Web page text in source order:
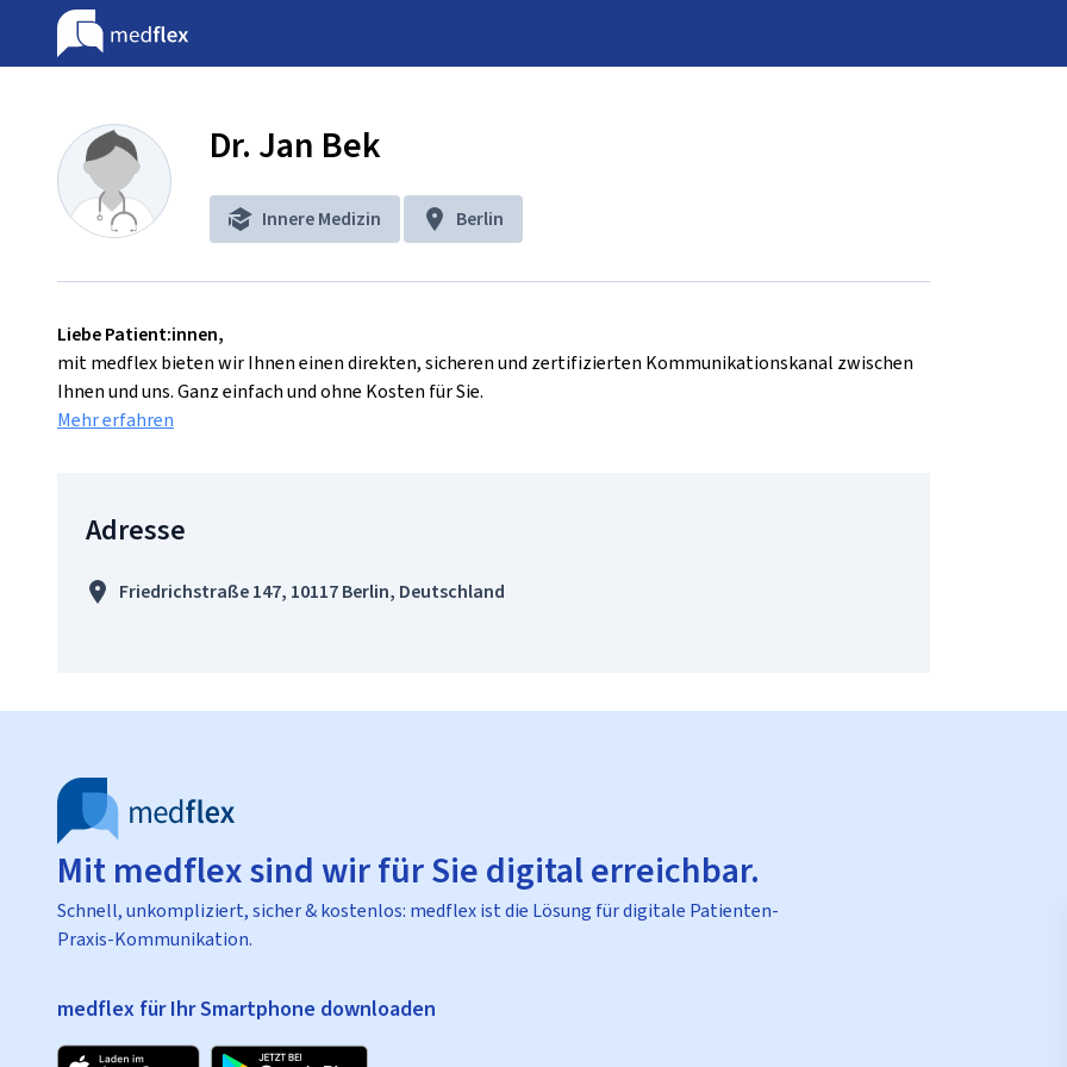
Dr. Jan Bek
Innere Medizin Berlin
Liebe Patient:innen,
mit medflex bieten wir Ihnen einen direkten, sicheren und zertifizierten Kommunikationskanal zwischen
Ihnen und uns. Ganz einfach und ohne Kosten für Sie.
Mehr erfahren
Adresse
Friedrichstraße 147, 10117 Berlin, Deutschland
Mit medflex sind wir für Sie digital erreichbar.
Schnell, unkompliziert, sicher & kostenlos: medflex ist die Lösung für digitale Patienten-
Praxis-Kommunikation.
medflex für Ihr Smartphone downloaden